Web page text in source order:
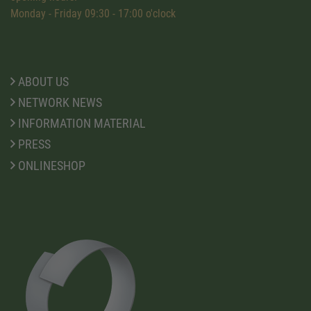
Monday - Friday 09:30 - 17:00 o'clock
ABOUT US
NETWORK NEWS
INFORMATION MATERIAL
PRESS
ONLINESHOP